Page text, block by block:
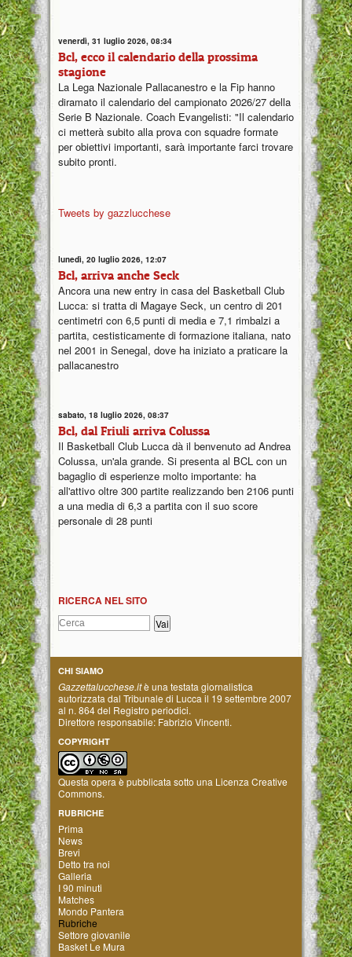
venerdì, 31 luglio 2026, 08:34
Bcl, ecco il calendario della prossima
stagione
La Lega Nazionale Pallacanestro e la Fip hanno
diramato il calendario del campionato 2026/27 della
Serie B Nazionale. Coach Evangelisti: "Il calendario
ci metterà subito alla prova con squadre formate
per obiettivi importanti, sarà importante farci trovare
subito pronti.
Tweets by gazzlucchese
lunedì, 20 luglio 2026, 12:07
Bcl, arriva anche Seck
Ancora una new entry in casa del Basketball Club
Lucca: si tratta di Magaye Seck, un centro di 201
centimetri con 6,5 punti di media e 7,1 rimbalzi a
partita, cestisticamente di formazione italiana, nato
nel 2001 in Senegal, dove ha iniziato a praticare la
pallacanestro
sabato, 18 luglio 2026, 08:37
Bcl, dal Friuli arriva Colussa
Il Basketball Club Lucca dà il benvenuto ad Andrea
Colussa, un'ala grande. Si presenta al BCL con un
bagaglio di esperienze molto importante: ha
all'attivo oltre 300 partite realizzando ben 2106 punti
a una media di 6,3 a partita con il suo score
personale di 28 punti
RICERCA NEL SITO
CHI SIAMO
Gazzettalucchese.itè una testata giornalistica
autorizzata dal Tribunale di Lucca il 19 settembre 2007
al n. 864 del Registro periodici.
Direttore responsabile: Fabrizio Vincenti.
COPYRIGHT
Questa opera è pubblicata sotto una Licenza Creative
Commons.
RUBRICHE
Prima
News
Brevi
Detto tra noi
Galleria
I 90 minuti
Matches
Mondo Pantera
Rubriche
Settore giovanile
Basket Le Mura